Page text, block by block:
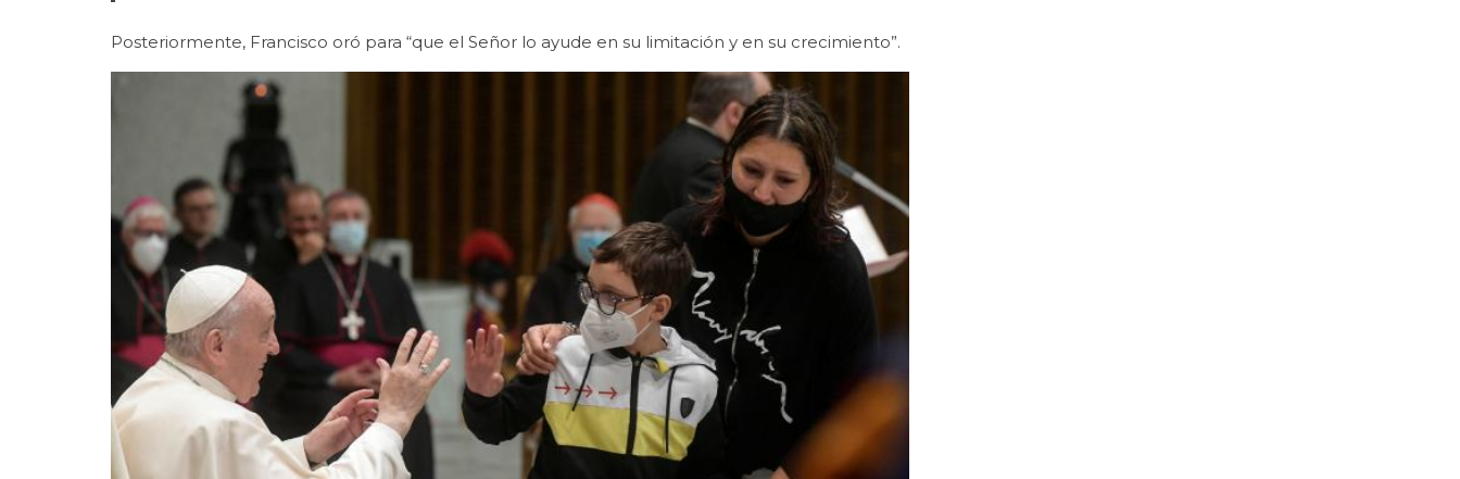
Posteriormente, Francisco oró para “que el Señor lo ayude en su limitación y en su crecimiento”.